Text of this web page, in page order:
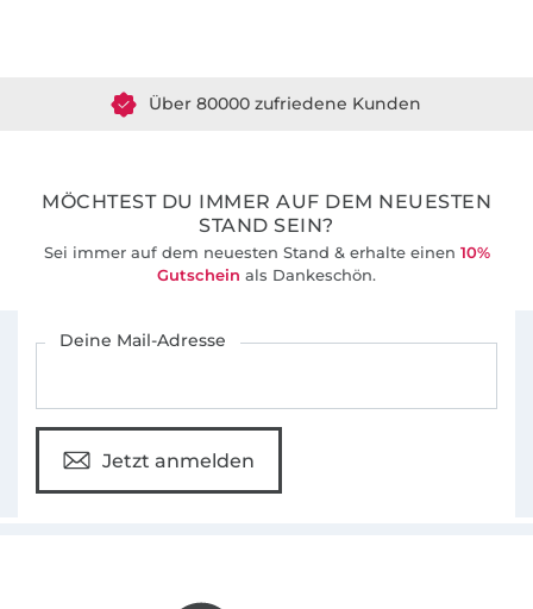
MÖCHTEST DU IMMER AUF DEM NEUESTEN
STAND SEIN?
Sei immer auf dem neuesten Stand & erhalte einen 10%
Gutschein als Dankeschön.
Deine Mail-Adresse
Jetzt anmelden